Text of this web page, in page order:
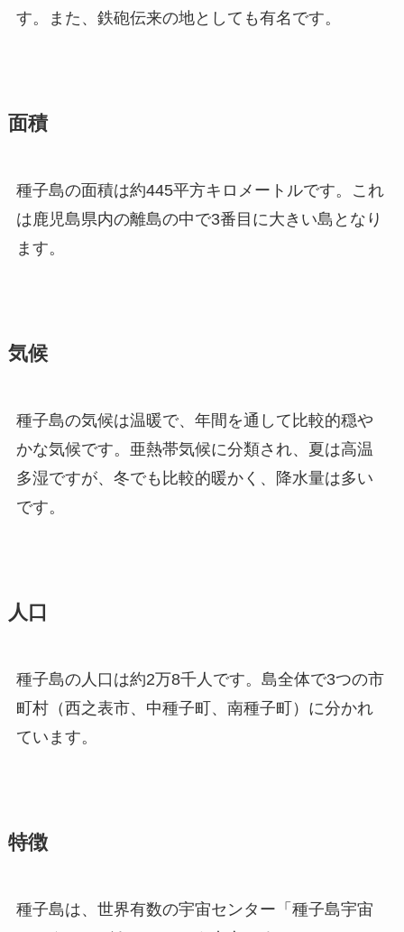
す。また、鉄砲伝来の地としても有名です。
面積
種子島の面積は約445平方キロメートルです。これ
は鹿児島県内の離島の中で3番目に大きい島となり
ます。
気候
種子島の気候は温暖で、年間を通して比較的穏や
かな気候です。亜熱帯気候に分類され、夏は高温
多湿ですが、冬でも比較的暖かく、降水量は多い
です。
人口
種子島の人口は約2万8千人です。島全体で3つの市
町村（西之表市、中種子町、南種子町）に分かれ
ています。
特徴
種子島は、世界有数の宇宙センター「種子島宇宙